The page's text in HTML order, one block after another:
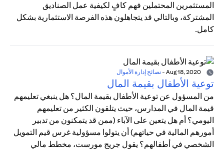
المستثمرين المحتملين فهم كافٍ لكيفية عمل الصناديق
المشتركة، وبالتالي قد يتجاهلون هذه الفرصة الاستثمارية بشكل
كامل.
- نصائح إدارة الأموال
توعية الأطفال بقيمة المال
من المسؤول عن توعية الأطفال بقيمة المال؟ هل ينبغي تعليمهم
قيمة المال في المدارس، حيث يتلقون الكثير من تعليمهم
اليومي؟ أم هل يتعين على الآباء (ممن قد يتمكنون من تدبير
أمورهم المالية في حياتهم) أن يتولوا مسؤولية غرس قيم التمويل
الشخصي في أطفالهم؟ يقول جريج مورست، مخطط مالي